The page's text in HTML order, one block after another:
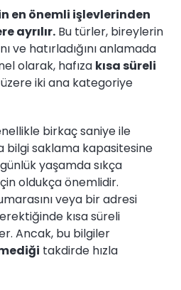
en önemli işlevlerinden
ayrılır. Bu türler, bireylerin
ve hatırladığını anlamada
olarak, hafıza kısa süreli
iki ana kategoriye
birkaç saniye ile
bilgi saklama kapasitesine
yaşamda sıkça
oldukça önemlidir.
veya bir adresi
kısa süreli
Ancak, bu bilgiler
takdirde hızla